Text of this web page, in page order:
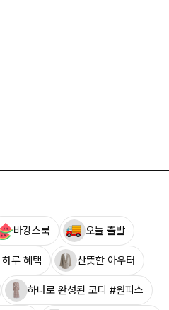
바캉스룩 오늘 출발
루 혜택 산뜻한 아우터
하나로 완성된 코디 #원피스